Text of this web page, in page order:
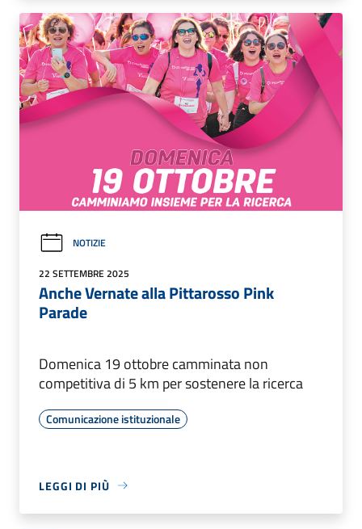
NOTIZIE
22 SETTEMBRE 2025
Anche Vernate alla Pittarosso Pink
Parade
Domenica 19 ottobre camminata non
competitiva di 5 km per sostenere la ricerca
Comunicazione istituzionale
LEGGI DI PIÙ